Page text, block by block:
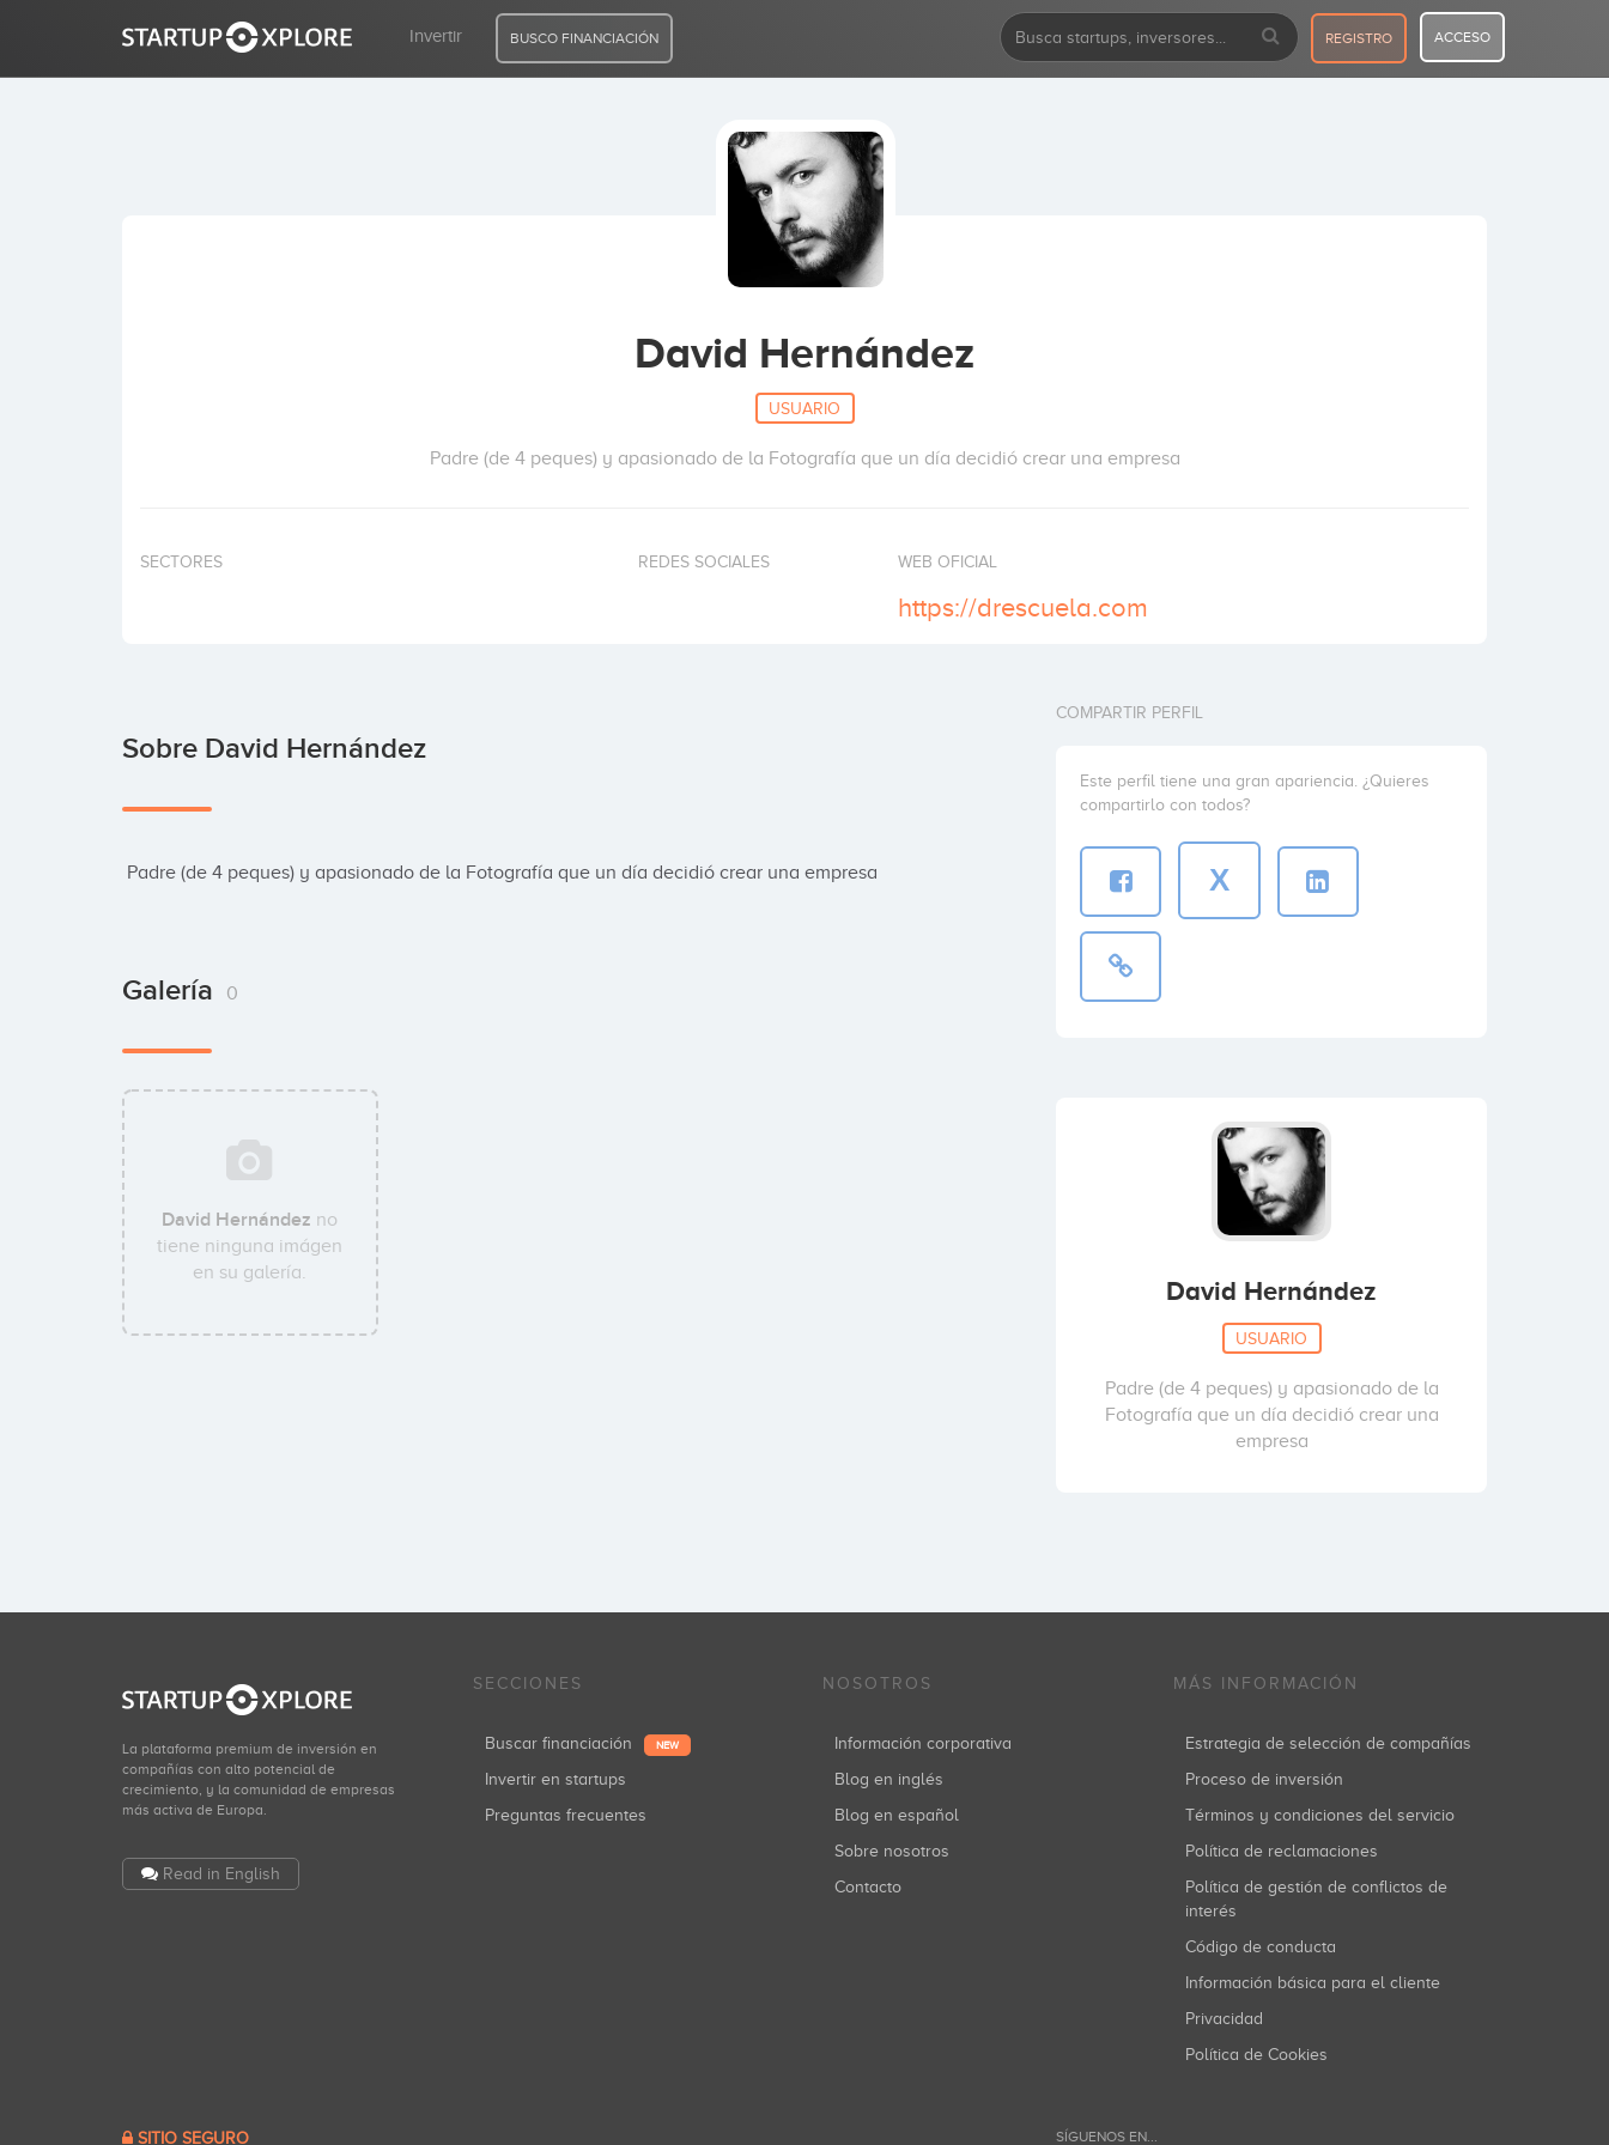
Invertir BUSCO FINANCIACIÓN REGISTRO ACCESO
David Hernández
USUARIO
Padre (de 4 peques) y apasionado de la Fotografía que un día decidió crear una empresa
SECTORES REDES SOCIALES WEB OFICIAL
https://drescuela.com
Sobre David Hernández
Padre (de 4 peques) y apasionado de la Fotografía que un día decidió crear una empresa
Galería 0
David Hernández no
tiene ninguna imágen
en su galería.
COMPARTIR PERFIL
Este perfil tiene una gran apariencia. ¿Quieres
compartirlo con todos?
X
David Hernández
USUARIO
Padre (de 4 peques) y apasionado de la
Fotografía que un día decidió crear una
empresa
La plataforma premium de inversión en
compañías con alto potencial de
crecimiento, y la comunidad de empresas
más activa de Europa.
Read in English
SECCIONES
Buscar financiación NEW
Invertir en startups
Preguntas frecuentes
NOSOTROS
Información corporativa
Blog en inglés
Blog en español
Sobre nosotros
Contacto
MÁS INFORMACIÓN
Estrategia de selección de compañías
Proceso de inversión
Términos y condiciones del servicio
Política de reclamaciones
Política de gestión de conflictos de
interés
Código de conducta
Información básica para el cliente
Privacidad
Política de Cookies
SITIO SEGURO SÍGUENOS EN...